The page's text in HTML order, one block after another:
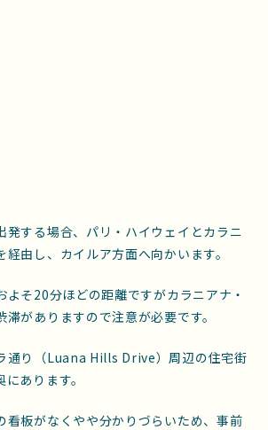
発する場合、パリ・ハイウェイとカラニ
由し、カイルア方面へ向かいます。
よそ20分ほどの距離ですがカラニアナ・
がありますので注意が必要です。
通り（Luana Hills Drive）周辺の住宅街
あります。
看板がなくやや分かりづらいため、事前